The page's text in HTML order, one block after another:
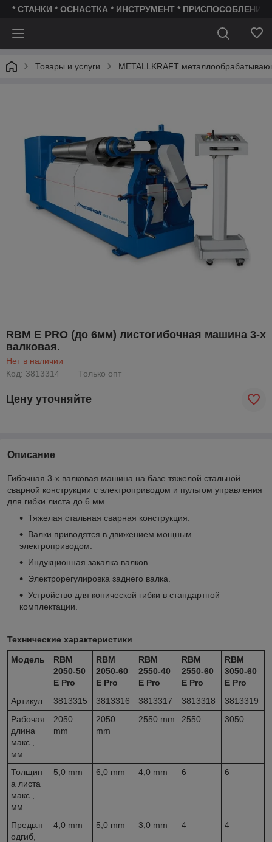
* СТАНКИ * ОСНАСТКА * ИНСТРУМЕНТ * ПРИСПОСОБЛЕНИЯ
Товары и услуги METALLKRAFT
RBM E PRO (до 6мм) листогибочная машина 3-х
валковая.
Нет в наличии
Код: 3813314
Только опт
Цену уточняйте
Описание
Гибочная 3-х валковая машина на базе тяжелой стальной
сварной конструкции с электроприводом и пультом управления
для гибки листа до 6 мм
Тяжелая стальная сварная конструкция.
Валки приводятся в движением мощным
электроприводом.
Индукционная закалка валков.
Электрорегулировка заднего валка.
Устройство для конической гибки в стандартной
комплектации.
Технические характеристики
Модель
RBM
2050-50
E Pro
RBM
2050-60
E Pro
RBM
2550-40
E Pro
RBM
2550-60
E Pro
RBM
3050-60
E Pro
Артикул
3813315 3813316 3813317 3813318
3813319
Рабочая
длина
макс.,
мм
2050
mm
2050
mm
2550 mm 2550 3050
Толщин
а листа
макс.,
мм
5,0 mm 6,0 mm 4,0 mm 6 6
Предв.п
одгиб,
4,0 mm 5,0 mm 3,0 mm 4 4